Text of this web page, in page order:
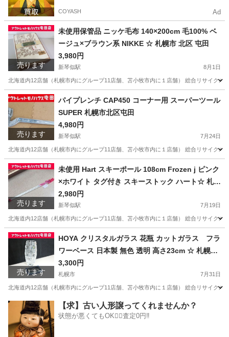
COYASH Ad
売ります
未使用保管品 ニッケ毛布 140×200cm 毛100% ベ
ージュ×ブラウン系 NIKKE ☆ 札幌市 北区 屯田
3,980円
新琴似駅 8月1日
北海道内12店舗（札幌市内にグループ11店舗、苫小牧市内に１店舗） 総合リサイク
北海道 札幌市 新琴似駅
売ります
パイプレンチ CAP450 コーナー用 スーパーツール
SUPER 札幌市北区屯田
4,980円
新琴似駅 7月24日
北海道内12店舗（札幌市内にグループ11店舗、苫小牧市内に１店舗） 総合リサイク
北海道 札幌市 新琴似駅 その他
売ります
未使用 Hart スキーポール 108cm Frozen j ピンク
×ホワイト タグ付き スキーストック ハート☆ 札幌
市 北区 屯田
2,980円
新琴似駅 7月19日
北海道内12店舗（札幌市内にグループ11店舗、苫小牧市内に１店舗） 総合リサイク
北海道 札幌市 新琴似駅 スキー ポール
売ります
HOYA クリスタルガラス 花瓶 カットガラス フラ
ワーベース 日本製 無色 透明 高さ23cm ☆ 札幌市
北区 屯田
3,300円
札幌市 7月31日
北海道内12店舗（札幌市内にグループ11店舗、苫小牧市内に１店舗） 総合リサイク
北海道 札幌市 インテリア雑貨/小物 店舗
【求】古い人形譲ってくれませんか？
状態が悪くてもOK🙆‍♀️査定0円‼️